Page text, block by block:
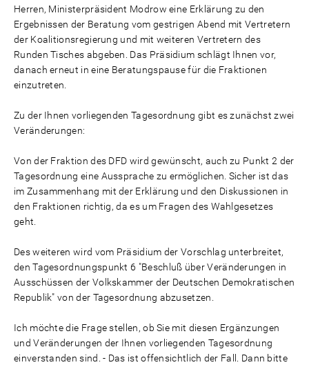
Herren, Ministerpräsident Modrow eine Erklärung zu den
Ergebnissen der Beratung vom gestrigen Abend mit Vertretern
der Koalitionsregierung und mit weiteren Vertretern des
Runden Tisches abgeben. Das Präsidium schlägt Ihnen vor,
danach erneut in eine Beratungspause für die Fraktionen
einzutreten.
Zu der Ihnen vorliegenden Tagesordnung gibt es zunächst zwei
Veränderungen:
Von der Fraktion des DFD wird gewünscht, auch zu Punkt 2 der
Tagesordnung eine Aussprache zu ermöglichen. Sicher ist das
im Zusammenhang mit der Erklärung und den Diskussionen in
den Fraktionen richtig, da es um Fragen des Wahlgesetzes
geht.
Des weiteren wird vom Präsidium der Vorschlag unterbreitet,
den Tagesordnungspunkt 6 "Beschluß über Veränderungen in
Ausschüssen der Volkskammer der Deutschen Demokratischen
Republik" von der Tagesordnung abzusetzen.
Ich möchte die Frage stellen, ob Sie mit diesen Ergänzungen
und Veränderungen der Ihnen vorliegenden Tagesordnung
einverstanden sind. - Das ist offensichtlich der Fall. Dann bitte